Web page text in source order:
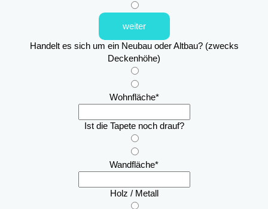
weiter
Handelt es sich um ein Neubau oder Altbau? (zwecks
Deckenhöhe)
Wohnfläche*
Ist die Tapete noch drauf?
Wandfläche*
Holz / Metall